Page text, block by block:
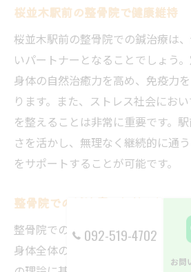
桜並木駅前の整骨院で健康維持
桜並木駅前の整骨院での鍼治療は
いパートナーとなることでしょう。
身体の自然治癒力を高め、免疫力
ります。また、ストレス社会にお
を整えることは非常に重要です。
さを活かし、無理なく継続的に通
をサポートすることが可能です。
整骨院での鍼治療の価値を知る
整骨院での鍼治療は、単なる痛み
身体全体の調和を目指す施術です。
092-519-4702
お問